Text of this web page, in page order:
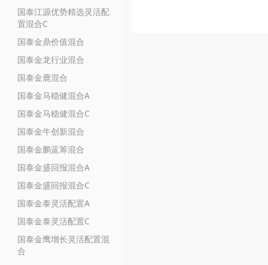
国泰江源优势精选灵活配
置混合C
国泰金鼎价值混合
国泰金龙行业混合
国泰金鹿混合
国泰金马稳健混合A
国泰金马稳健混合C
国泰金牛创新混合
国泰金鹏蓝筹混合
国泰金盛回报混合A
国泰金盛回报混合C
国泰金泰灵活配置A
国泰金泰灵活配置C
国泰金鹰增长灵活配置混
合